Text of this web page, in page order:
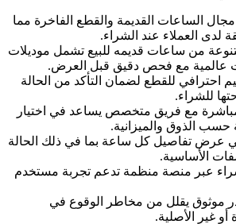
الساعات القديمة والقطع الفاخرة مما
لدى العملاء عند الشراء.
من ساعات قديمه للبيع تشمل موديلات
عالمية مع فحص دقيق قبل العرض.
احترافي للقطع لضمان التأكد من الحالة
للشراء.
مع فريق متخصص يساعد في اختيار
حسب الذوق والميزانية.
عرض تفاصيل كل ساعة بما في ذلك الحالة
الأساسية.
عبر منصة منظمة تدعم تجربة مستخدم
موثوق يقلل من مخاطر الوقوع في
أو غير الأصلية.